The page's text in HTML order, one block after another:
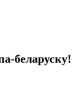
беларуску!